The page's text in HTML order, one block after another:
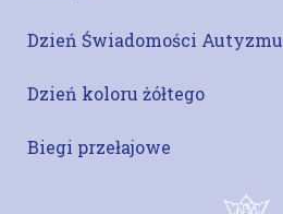
Dzień Świadomości Autyzmu
Dzień koloru żółtego
Biegi przełajowe